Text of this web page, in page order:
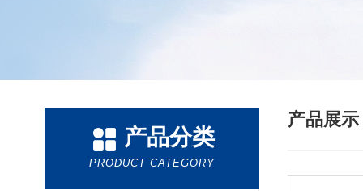
产品分类
PRODUCT CATEGORY
产品展示